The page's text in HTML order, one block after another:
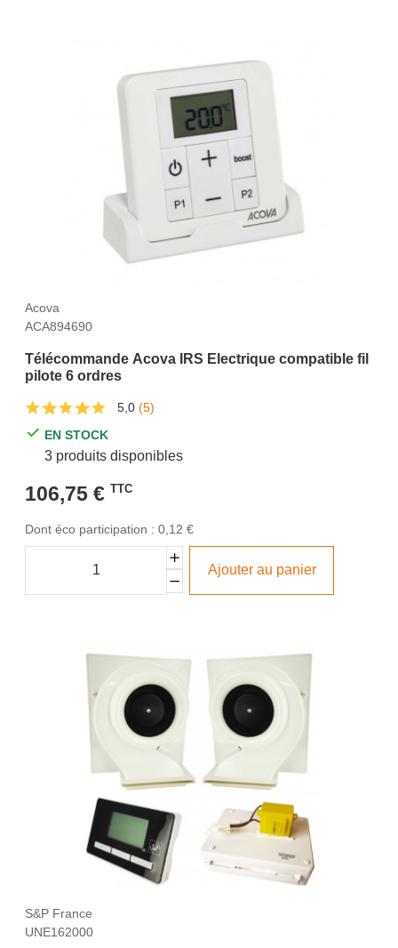
Acova
ACA894690
Télécommande Acova IRS Electrique compatible fil
pilote 6 ordres
5,0 (5)
EN STOCK
3 produits disponibles
106,75 € TTC
Dont éco participation : 0,12 €
Ajouter au panier
S&P France
UNE162000